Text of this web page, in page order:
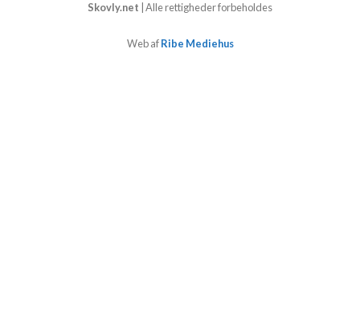
Skovly.net | Alle rettigheder forbeholdes
Web afRibe Mediehus